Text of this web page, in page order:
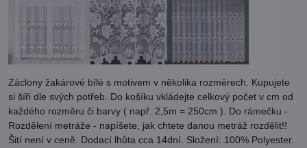
Záclony žakárové bílé s motivem v několika rozměrech. Kupujete
si šíři dle svých potřeb. Do košíku vkládejte celkový počet v cm od
každého rozměru či barvy ( např. 2,5m = 250cm ). Do rámečku -
Rozdělení metráže - napíšete, jak chtete danou metráž rozdělit!!
Šití není v ceně. Dodací lhůta cca 14dní. Složení: 100% Polyester.